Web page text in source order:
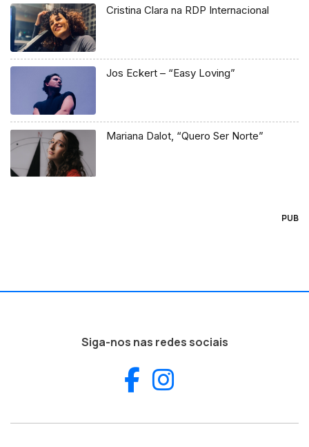
Cristina Clara na RDP Internacional
Jos Eckert – “Easy Loving”
Mariana Dalot, “Quero Ser Norte”
PUB
Siga-nos nas redes sociais
Facebook